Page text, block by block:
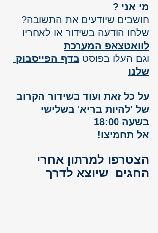
מי אני ?
חושבים שיודעים את התשובה?
שלחו הודעה בשידור או לאחריו
לוואטצאפ המערכת
וגם העלו בפוסט בדף הפייסבוק
שלנו
על כל זאת ועוד בשידור הקרוב
של 'להיות בריא' בשלישי
בשעה 18:00
אל תחמיצו!
הצטרפו למרתון אחרי
החגים  שיוצא לדרך